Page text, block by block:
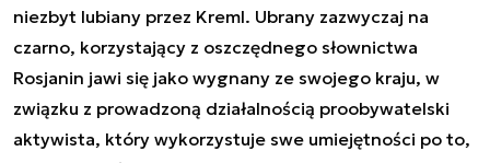
niezbyt lubiany przez Kreml. Ubrany zazwyczaj na
czarno, korzystający z oszczędnego słownictwa
Rosjanin jawi się jako wygnany ze swojego kraju, w
związku z prowadzoną działalnością proobywatelski
aktywista, który wykorzystuje swe umiejętności po to,